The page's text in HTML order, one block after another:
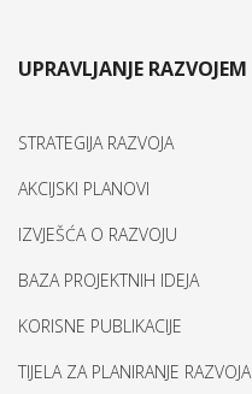
UPRAVLJANJE RAZVOJEM
STRATEGIJA RAZVOJA
AKCIJSKI PLANOVI
IZVJEŠĆA O RAZVOJU
BAZA PROJEKTNIH IDEJA
KORISNE PUBLIKACIJE
TIJELA ZA PLANIRANJE RAZVOJA